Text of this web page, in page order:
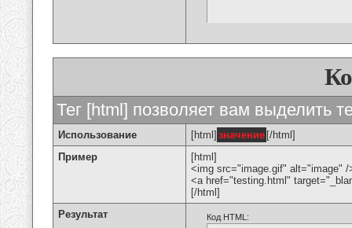
Тег [html] позволяет вам выделить
Использование [html] значение [/html]
Пример
[html]
<img src="image.gif" alt="image" /
<a href="testing.html"
[/html]
Результат
Код HTML: